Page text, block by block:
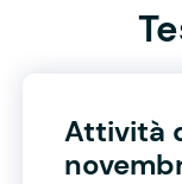
Attività